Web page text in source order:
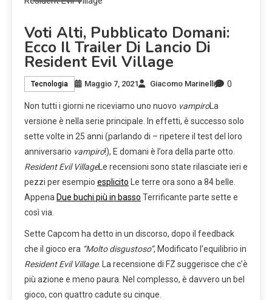
Voti Alti, Pubblicato Domani:
Ecco Il Trailer Di Lancio Di
Resident Evil Village
Tecnologia Maggio 7, 2021 Giacomo Marinelli 0
Non tutti i giorni ne riceviamo uno nuovo vampiroLa
versione è nella serie principale. In effetti, è successo solo
sette volte in 25 anni (parlando di – ripetere il test del loro
anniversario vampiro!), E domani è l’ora della parte otto.
Resident Evil VillageLe recensioni sono state rilasciate ieri e
pezzi per esempio esplicito Le terre ora sono a 84 belle.
Appena Due buchi più in basso Terrificante parte sette e
così via.
Sette Capcom ha detto in un discorso, dopo il feedback
che il gioco era “Molto disgustoso”, Modificato l’equilibrio in
Resident Evil Village. La recensione di FZ suggerisce che c’è
più azione e meno paura. Nel complesso, è davvero un bel
gioco, con quattro cadute su cinque.